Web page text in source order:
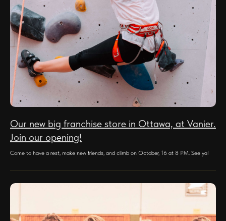
Our new big franchise store in Ottawa, at Vanier.
Join our opening!
Come to have a rest, make new friends, and climb on October, 16 at 8 PM. See ya!